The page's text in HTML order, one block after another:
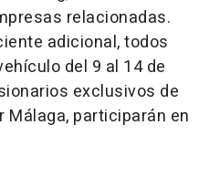
relacionadas.
adicional, todos
del 9 al 14 de
exclusivos de
Málaga, participarán en